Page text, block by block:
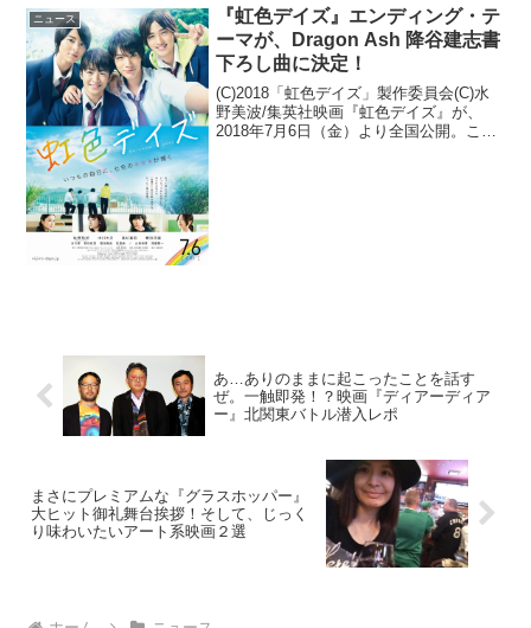
さん、佐藤オリエさん、山本圭さん、松
山政路さんが演じる5...
ニュース
『虹色デイズ』エンディング・テ
ーマが、Dragon Ash 降谷建志書
下ろし曲に決定！
(C)2018「虹色デイズ」製作委員会(C)水
野美波/集英社映画『虹色デイズ』が、
2018年7月6日（金）より全国公開。この
あ…ありのままに起こったことを話す
ぜ。一触即発！？映画『ディアーディア
ー』北関東バトル潜入レポ
まさにプレミアムな『グラスホッパー』
大ヒット御礼舞台挨拶！そして、じっく
り味わいたいアート系映画２選